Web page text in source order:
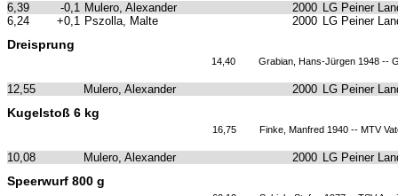
6,39 -0,1 Mulero, Alexander 2000 LG Peiner
6,24
+0,1 Pszolla, Malte 2000 LG Peiner
Dreisprung
14,40 Grabian, Hans-Jürgen 1948 --
12,55 Mulero, Alexander 2000 LG Peiner
Kugelstoß 6 kg
16,75 Finke, Manfred 1940 -- MTV
10,08 Mulero, Alexander 2000 LG Peiner
Speerwurf 800 g